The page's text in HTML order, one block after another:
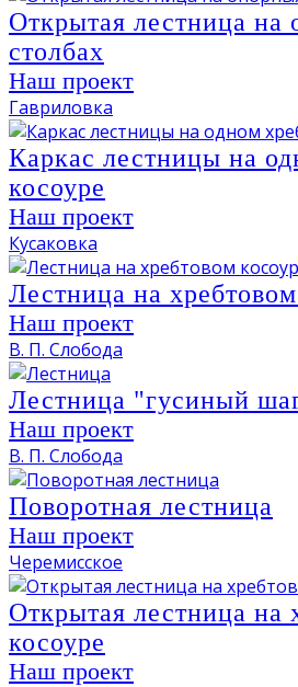
Открытая лестница на
столбах
Наш проект
Гавриловка
Каркас лестницы на
косоуре
Наш проект
Кусаковка
Лестница на
Наш проект
В. П. Слобода
Лестница "гусиный
Наш проект
В. П. Слобода
Поворотная лестница
Наш проект
Черемисское
Открытая лестница на
косоуре
Наш проект